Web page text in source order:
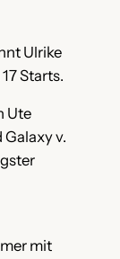
Ulrike
Starts.
Ute
v.
mit